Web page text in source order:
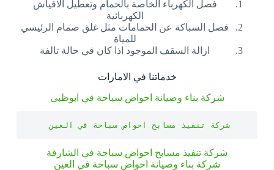
فصل الكهرباء الخاصة بالحمام وتعطيل الافياش
الكهربائية
فصل السباكة عن الحمامات مثل غلق صمام الرئيسي
للمياة
ازالة السقف الموجود اذا كان في حالة تالفة
خدماتنا في الامارات
شركة بناء وصيانة احواض سباحة في ابوظبي
شركة تنفيذ مسابح احواض سباحة في العين
شركة تنفيذ مسابح احواض سباحة في الشارقة
شركة بناء وصيانة احواض سباحة في العين